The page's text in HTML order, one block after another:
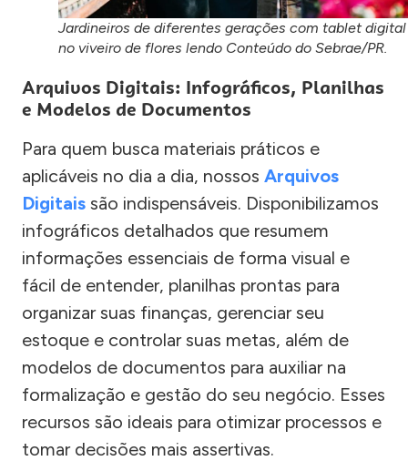
Jardineiros de diferentes gerações com tablet digital
no viveiro de flores lendo Conteúdo do Sebrae/PR.
Arquivos Digitais: Infográficos, Planilhas
e Modelos de Documentos
Para quem busca materiais práticos e
aplicáveis no dia a dia, nossos Arquivos
Digitais são indispensáveis. Disponibilizamos
infográficos detalhados que resumem
informações essenciais de forma visual e
fácil de entender, planilhas prontas para
organizar suas finanças, gerenciar seu
estoque e controlar suas metas, além de
modelos de documentos para auxiliar na
formalização e gestão do seu negócio. Esses
recursos são ideais para otimizar processos e
tomar decisões mais assertivas.